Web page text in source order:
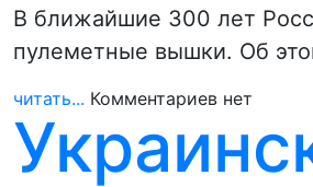
В ближайшие 300 лет
пулеметные вышки. Об
читать... Комментариев нет